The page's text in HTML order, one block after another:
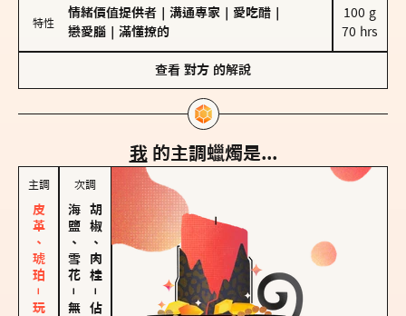
特性
情緒價值提供者 溝通專家 愛吃醋
戀愛腦
滿懂撩的
100 g
70 hrs
查看 對方 的解說
我 的主調蠟燭是...
主調
皮革、琥珀－玩樂型
次調
海鹽、雪花
－
胡椒、肉桂
－